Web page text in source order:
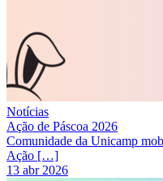
Notícias
Ação de Páscoa 2026
Comunidade da Unicamp
Ação […]
13 abr 2026